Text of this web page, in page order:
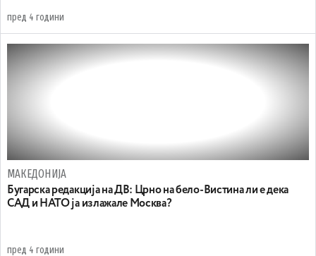
пред 4 години
МАКЕДОНИЈА
Бугарска редакција на ДВ: Црно на бело-Вистина ли е дека
САД и НАТО ја излажале Москва?
пред 4 години